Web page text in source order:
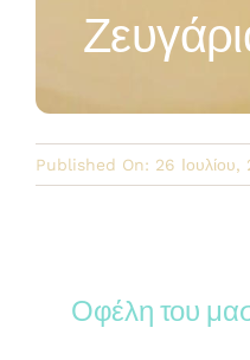
Published On: 26 Ιουλίου,
Οφέλη του